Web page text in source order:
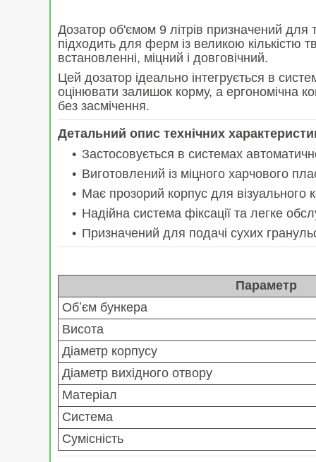
Дозатор об'ємом 9 літрів призначений для
підходить для ферм із великою кількістю
встановленні, міцний і довговічний.
Цей дозатор ідеально інтегрується в
оцінювати залишок корму, а ергономічна
без засмічення.
Детальний опис технічних
Застосовується в системах
Виготовлений із міцного харчового
Має прозорий корпус для візуального
Надійна система фіксації та легке
Призначений для подачі сухих
Параметр
Обʼєм бункера
Висота
Діаметр корпусу
Діаметр вихідного отвору
Матеріал
Система
Сумісність